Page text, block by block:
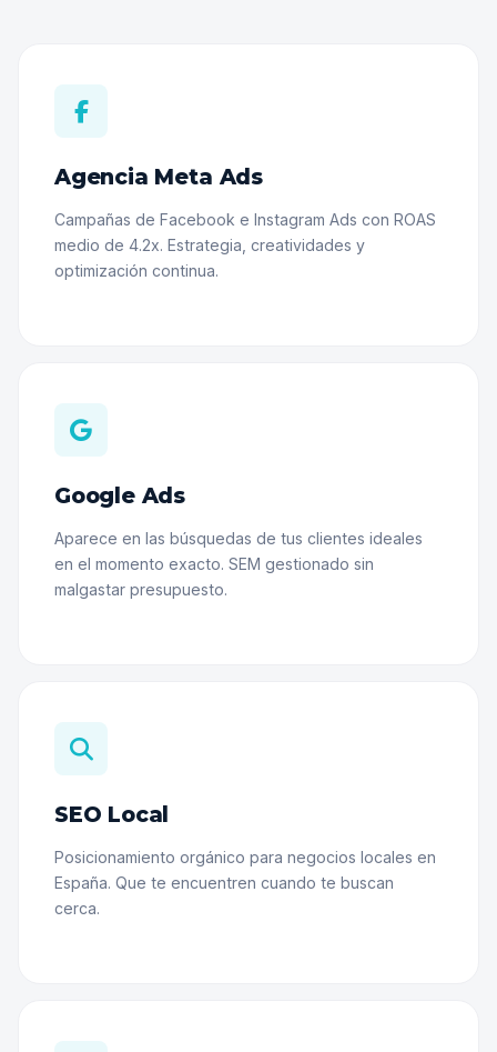
Agencia Meta Ads
Campañas de Facebook e Instagram Ads con ROAS
medio de 4.2x. Estrategia, creatividades y
optimización continua.
Google Ads
Aparece en las búsquedas de tus clientes ideales
en el momento exacto. SEM gestionado sin
malgastar presupuesto.
SEO Local
Posicionamiento orgánico para negocios locales en
España. Que te encuentren cuando te buscan
cerca.